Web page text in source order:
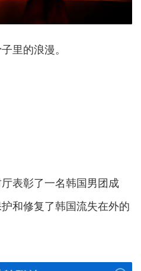
里的浪漫。
表彰了一名韩国男团成
和修复了韩国流失在外的